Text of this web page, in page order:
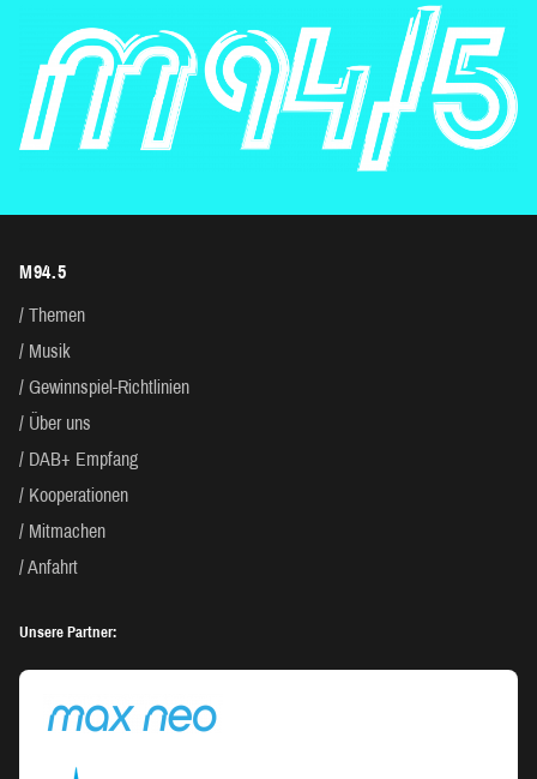
M94.5
Themen
Musik
Gewinnspiel-Richtlinien
Über uns
DAB+ Empfang
Kooperationen
Mitmachen
Anfahrt
Unsere Partner: